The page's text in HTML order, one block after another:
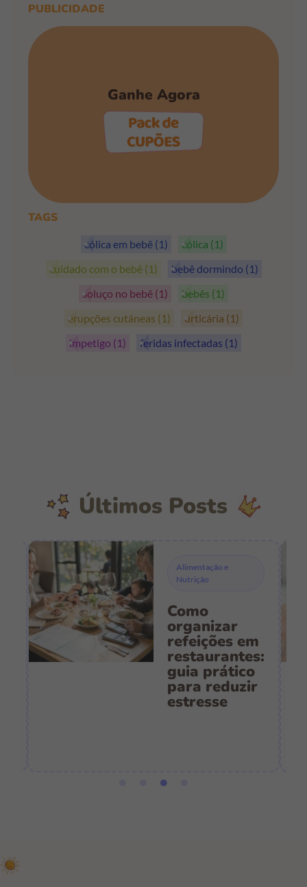
PUBLICIDADE
Ganhe Agora
TAGS
cólica em bebê (1) cólica (1)
cuidado com o bebê (1) bebê dormindo (1)
soluço no bebê (1) bebês (1)
erupções cutáneas (1) urticária (1)
impetigo (1) feridas infectadas (1)
Últimos Posts
Alimentação e
Nutrição
Como
organizar
refeições em
restaurantes:
guia prático
para reduzir
estresse